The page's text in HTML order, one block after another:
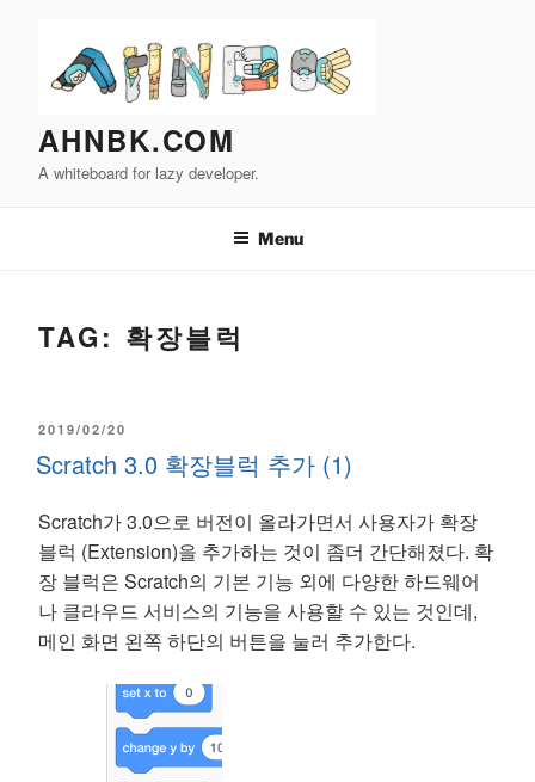
content
AHNBK.COM
A whiteboard for lazy developer.
Menu
TAG: 확장블럭
POSTED
ON
2019/02/20
Scratch 3.0 확장블럭 추가 (1)
Scratch가 3.0으로 버전이 올라가면서 사용자가 확장
블럭 (Extension)을 추가하는 것이 좀더 간단해졌다. 확
장 블럭은 Scratch의 기본 기능 외에 다양한 하드웨어
나 클라우드 서비스의 기능을 사용할 수 있는 것인데,
메인 화면 왼쪽 하단의 버튼을 눌러 추가한다.